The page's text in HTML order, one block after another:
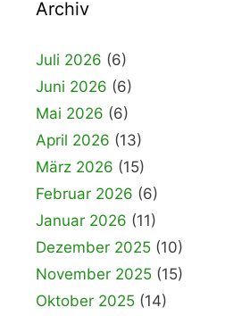
Archiv
Juli 2026 (6)
Juni 2026 (6)
Mai 2026 (6)
April 2026 (13)
März 2026 (15)
Februar 2026 (6)
Januar 2026 (11)
Dezember 2025 (10)
November 2025 (15)
Oktober 2025 (14)